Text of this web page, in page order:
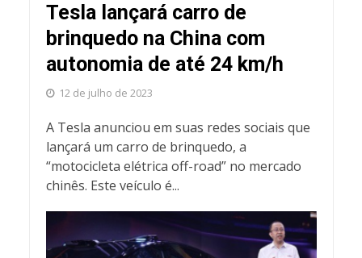
Tesla lançará carro de
brinquedo na China com
autonomia de até 24 km/h
12 de julho de 2023
A Tesla anunciou em suas redes sociais que
lançará um carro de brinquedo, a
“motocicleta elétrica off-road” no mercado
chinês. Este veículo é...